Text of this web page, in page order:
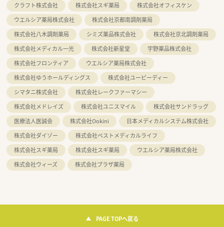
クラフト株式会社
株式会社スギ薬局
株式会社オフィスケン
ウエルシア薬局株式会社
株式会社京都南調剤薬局
株式会社八木調剤薬局
シミズ薬品株式会社
株式会社京北調剤薬局
株式会社メディカル一光
株式会社新星堂
宇野薬品株式会社
株式会社フロンティア
ウエルシア薬局株式会社
株式会社ゆうホールディングス
株式会社ユーピーディー
シマタニ株式会社
株式会社レークファーマシー
株式会社メドレイズ
株式会社ユニスマイル
株式会社サンドラッグ
医療法人医誠会
株式会社Ookini
日本メディカルシステム株式会社
株式会社ダイゾー
株式会社ベストメディカルライフ
株式会社スギ薬局
株式会社スギ薬局
ウエルシア薬局株式会社
株式会社ウィーズ
株式会社プラザ薬局
PAGE TOPへ戻る